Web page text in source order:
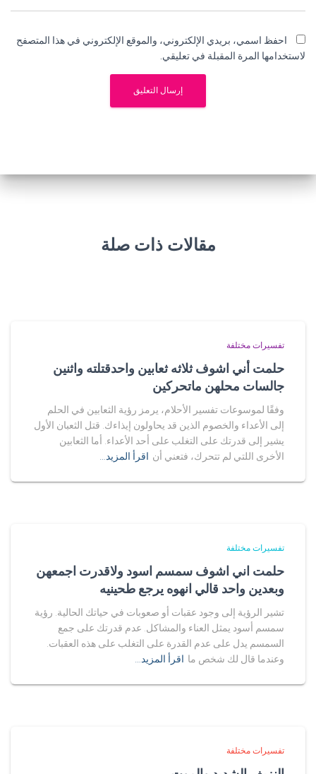
احفظ اسمي، بريدي الإلكتروني، والموقع الإلكتروني في هذا المتصفح
لاستخدامها المرة المقبلة في تعليقي.
مقالات ذات صلة
تفسيرات مختلفة
حلمت أني اشوف ثلاثه ثعابين واحدقتلته واثنين
جالسات محلهن ماتحركين
وفقًا لموسوعات تفسير الأحلام، يرمز رؤية الثعابين في الحلم
إلى الأعداء والخصوم الذين قد يحاولون إيذاءك. قتل الثعبان الأول
يشير إلى قدرتك على التغلب على أحد الأعداء. أما الثعابين
الأخرى اللتي لم تتحرك، فتعني أن اقرأ المزيد…
تفسيرات مختلفة
حلمت اني اشوف سمسم اسود ولاقدرت اجمعهن
وبعدين واحد قالي انهوه يرجع طحينيه
تشير الرؤية إلى وجود عقبات أو صعوبات في حياتك الحالية. رؤية
سمسم أسود يمثل العناء والمشاكل. عدم قدرتك على جمع
السمسم يدل على عدم القدرة على التغلب على هذه العقبات.
وعندما قال لك شخص ما اقرأ المزيد…
تفسيرات مختلفة